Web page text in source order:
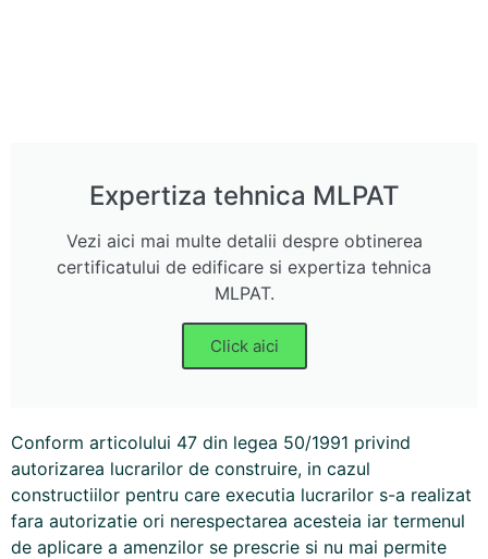
Expertiza tehnica MLPAT
Vezi aici mai multe detalii despre obtinerea
certificatului de edificare si expertiza tehnica
MLPAT.
Click aici
Conform articolului 47 din legea 50/1991 privind
autorizarea lucrarilor de construire, in cazul
constructiilor pentru care executia lucrarilor s-a realizat
fara autorizatie ori nerespectarea acesteia iar termenul
de aplicare a amenzilor se prescrie si nu mai permite